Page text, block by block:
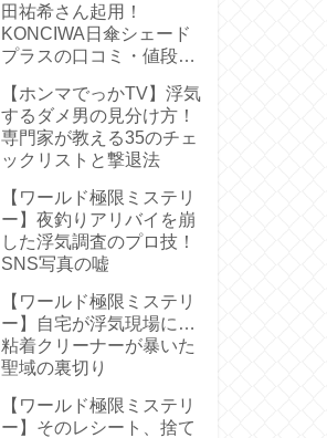
田祐希さん起用！
KONCIWA日傘シェード
プラスの口コミ・値段
【ホンマでっかTV】浮気
するダメ男の見分け方！
専門家が教える35のチェ
ックリストと撃退法
【ワールド極限ミステリ
ー】夜釣りアリバイを崩
した浮気調査のプロ技！
SNS写真の嘘
【ワールド極限ミステリ
ー】自宅が浮気現場に…
粘着クリーナーが暴いた
聖域の裏切り
【ワールド極限ミステリ
ー】そのレシート、捨て